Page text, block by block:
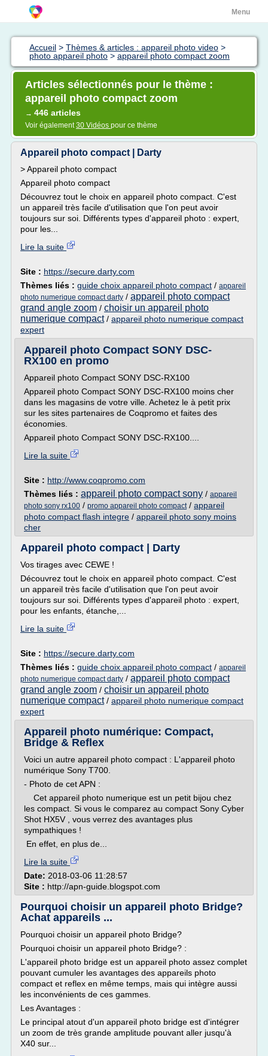
Menu
Accueil > Thèmes & articles : appareil photo video >
photo appareil photo > appareil photo compact zoom
Articles sélectionnés pour le thème :
appareil photo compact zoom
→ 446 articles
Voir également30 Vidéos pour ce thème
Appareil photo compact | Darty
> Appareil photo compact
Appareil photo compact
Découvrez tout le choix en appareil photo compact. C'est
un appareil très facile d'utilisation que l'on peut avoir
toujours sur soi. Différents types d'appareil photo : expert,
pour les...
Lire la suite
Site : https://secure.darty.com
Thèmes liés : guide choix appareil photo compact / appareil
photo numerique compact darty / appareil photo compact
grand angle zoom / choisir un appareil photo
numerique compact/ appareil photo numerique compact
expert
Appareil photo Compact SONY DSC-
RX100 en promo
Appareil photo Compact SONY DSC-RX100
Appareil photo Compact SONY DSC-RX100 moins cher
dans les magasins de votre ville. Achetez le à petit prix
sur les sites partenaires de Coqpromo et faites des
économies.
Appareil photo Compact SONY DSC-RX100....
Lire la suite
Site : http://www.coqpromo.com
Thèmes liés : appareil photo compact sony / appareil
photo sony rx100 / promo appareil photo compact/ appareil
photo compact flash integre / appareil photo sony moins
cher
Appareil photo compact | Darty
Vos tirages avec CEWE !
Découvrez tout le choix en appareil photo compact. C'est
un appareil très facile d'utilisation que l'on peut avoir
toujours sur soi. Différents types d'appareil photo : expert,
pour les enfants, étanche,...
Lire la suite
Site : https://secure.darty.com
Thèmes liés : guide choix appareil photo compact / appareil
photo numerique compact darty / appareil photo compact
grand angle zoom / choisir un appareil photo
numerique compact/ appareil photo numerique compact
expert
Appareil photo numérique: Compact,
Bridge & Reflex
Voici un autre appareil photo compact : L'appareil photo
numérique Sony T700.
- Photo de cet APN :
Cet appareil photo numerique est un petit bijou chez
les compact. Si vous le comparez au compact Sony Cyber
Shot HX5V , vous verrez des avantages plus
sympathiques !
En effet, en plus de...
Lire la suite
Date: 2018-03-06 11:28:57
Site : http://apn-guide.blogspot.com
Pourquoi choisir un appareil photo Bridge?
Achat appareils ...
Pourquoi choisir un appareil photo Bridge?
Pourquoi choisir un appareil photo Bridge? :
L'appareil photo bridge est un appareil photo assez complet
pouvant cumuler les avantages des appareils photo
compact et reflex en même temps, mais qui intègre aussi
les inconvénients de ces gammes.
Les Avantages :
Le principal atout d'un appareil photo bridge est d'intégrer
un zoom de très grande amplitude pouvant aller jusqu'à
X40 sur...